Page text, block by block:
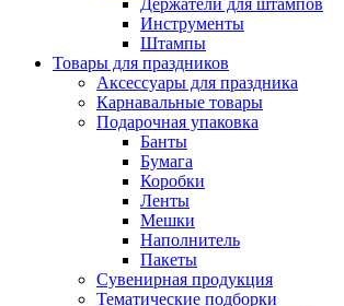
Держатели для штампов
Инструменты
Штампы
Товары для праздников
Аксессуары для праздника
Карнавальные товары
Подарочная упаковка
Банты
Бумага
Коробки
Ленты
Мешки
Наполнитель
Пакеты
Сувенирная продукция
Тематические подборки